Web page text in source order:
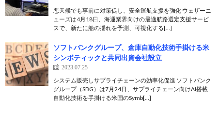
悪天候でも事前に対策促し、安全運航支援を強化 ウェザーニ
ューズは4月18日、海運業界向けの最適航路選定支援サービ
スで、新たに船の揺れを予測、可視化する[…]
ソフトバンクグループ、倉庫自動化技術手掛ける米
シンボティックと共同出資会社設立
2023.07.25
システム販売しサプライチェーンの効率化促進 ソフトバンク
グループ（SBG）は7月24日、サプライチェーン向けAI搭載
自動化技術を手掛ける米国のSymb[…]